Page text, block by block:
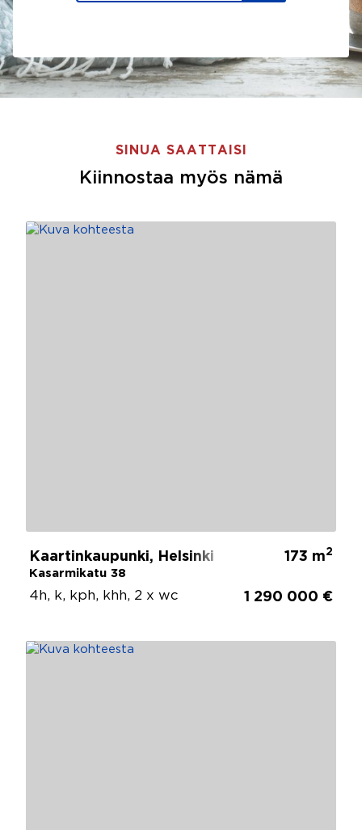
SINUA SAATTAISI
Kiinnostaa myös nämä
Kaartinkaupunki, Helsinki
Kasarmikatu 38
173 m2
4h, k, kph, khh, 2 x wc 1 290 000 €